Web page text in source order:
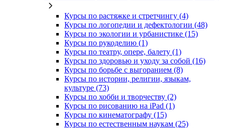
Курсы по растяжке и стретчингу (4)
Курсы по логопедии и дефектологии (48)
Курсы по экологии и урбанистике (15)
Курсы по рукоделию (1)
Курсы по театру, опере, балету (1)
Курсы по здоровью и уходу за собой (16)
Курсы по борьбе с выгоранием (8)
Курсы по истории, религии, языкам,
культуре (73)
Курсы по хобби и творчеству (2)
Курсы по рисованию на iPad (1)
Курсы по кинематографу (15)
Курсы по естественным наукам (25)